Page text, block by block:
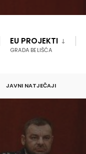
EU PROJEKTI
GRADA BELIŠĆA
JAVNI NATJEČAJI